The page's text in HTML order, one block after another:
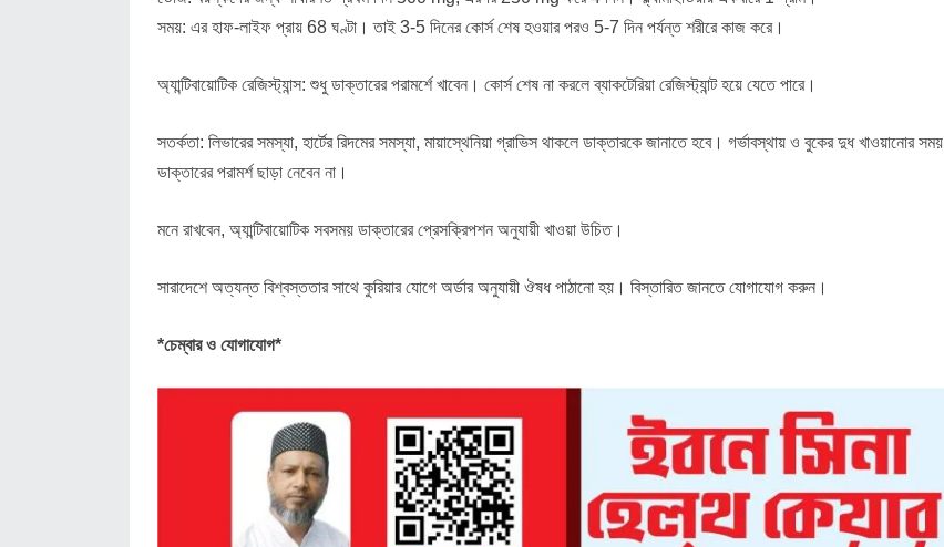
সময়: এর হাফ-লাইফ প্রায় 68 ঘণ্টা। তাই 3-5 দিনের কোর্স শেষ হওয়ার পরও 5-7 দিন পর্যন্ত শরীরে কাজ করে।
অ্যান্টিবায়োটিক রেজিস্ট্যান্স: শুধু ডাক্তারের পরামর্শে খাবেন। কোর্স শেষ না করলে ব্যাকটেরিয়া রেজিস্ট্যান্ট হয়ে যেতে পারে।
সতর্কতা: লিভারের সমস্যা, হার্টের রিদমের সমস্যা, মায়াস্থেনিয়া গ্রাভিস থাকলে ডাক্তারকে জানাতে হবে। গর্ভাবস্থায় ও বুকের দুধ খাওয়ানোর সময়
ডাক্তারের পরামর্শ ছাড়া নেবেন না।
মনে রাখবেন, অ্যান্টিবায়োটিক সবসময় ডাক্তারের প্রেসক্রিপশন অনুযায়ী খাওয়া উচিত।
সারাদেশে অত্যন্ত বিশ্বস্ততার সাথে কুরিয়ার যোগে অর্ডার অনুযায়ী ঔষধ পাঠানো হয়। বিস্তারিত জানতে যোগাযোগ করুন।
*চেম্বার ও যোগাযোগ*